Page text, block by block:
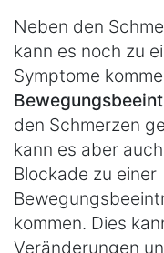
Neben den
kann es noch zu
Symptome
den Schmerzen
kann es aber
Blockade zu einer
kommen. Dies
Veränderungen